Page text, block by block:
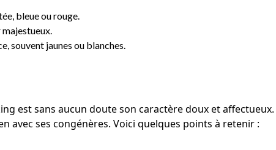
bleue ou rouge.
souvent jaunes ou blanches.
est sans aucun doute son caractère doux et affectueux.
avec ses congénères. Voici quelques points à retenir :